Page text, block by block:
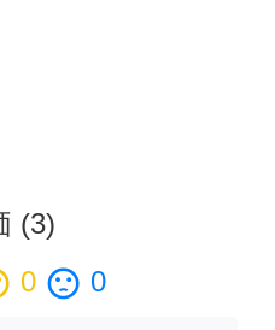
(3)
0 sentiment_dissatisfied 0